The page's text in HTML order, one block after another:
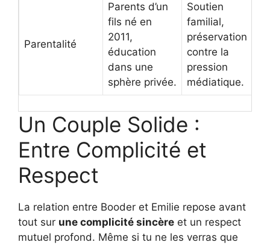
Parentalité
Parents d’un
fils né en
2011,
éducation
dans une
sphère privée.
Soutien
familial,
préservation
contre la
pression
médiatique.
Un Couple Solide :
Entre Complicité et
Respect
La relation entre Booder et Emilie repose avant
tout sur une complicité sincère et un respect
mutuel profond. Même si tu ne les verras que